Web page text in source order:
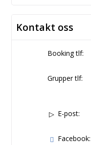
Kontakt oss
Booking tlf:
Grupper tlf:
E-post:
Facebook: